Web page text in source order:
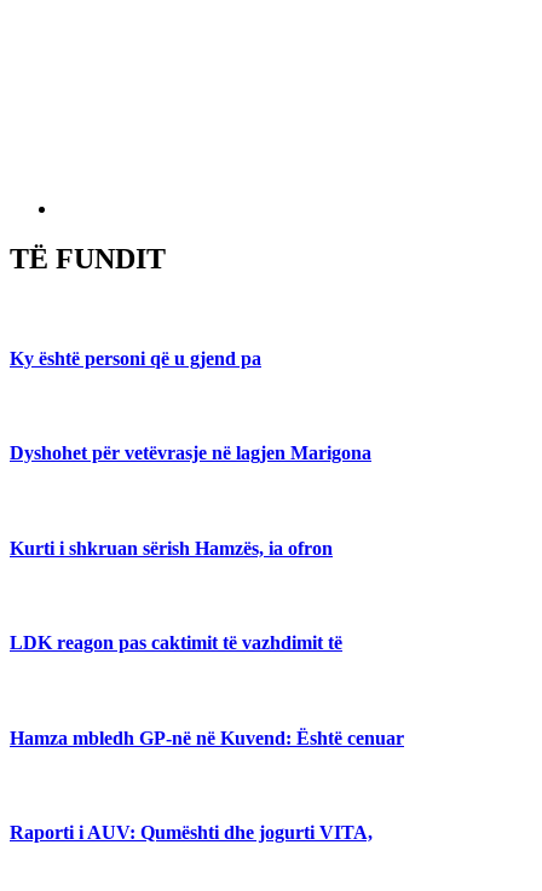
TË FUNDIT
Ky është personi që u gjend pa
Dyshohet për vetëvrasje në lagjen Marigona
Kurti i shkruan sërish Hamzës, ia ofron
LDK reagon pas caktimit të vazhdimit të
Hamza mbledh GP-në në Kuvend: Është cenuar
Raporti i AUV: Qumështi dhe jogurti VITA,